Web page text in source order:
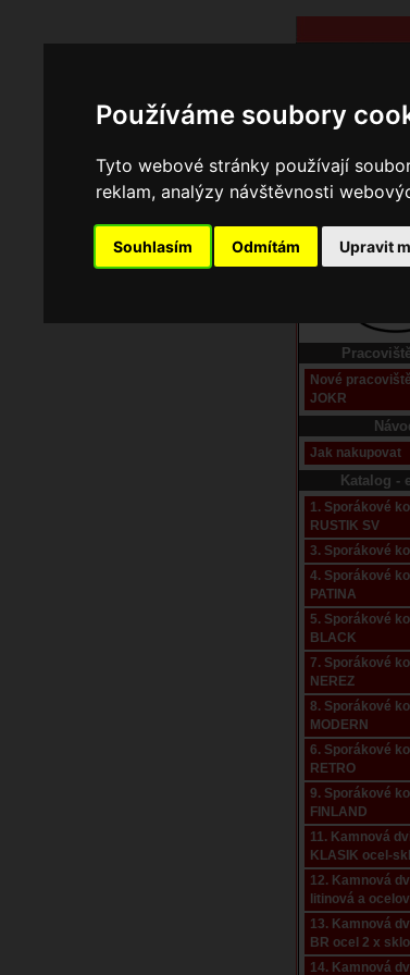
Používáme soubory
Tyto webové stránky používají
reklam, analýzy návštěvnosti
Souhlasím Odmítám Upravit
Domů
Nové
JOKR
Jak nakupovat
Katalog -
1. Sporákové
RUSTIK SV
3. Sporákové
4. Sporákové
PATINA
5. Sporákové
BLACK
7. Sporákové
NEREZ
8. Sporákové
MODERN
6. Sporákové
RETRO
9. Sporákové
FINLAND
11. Kamnová
KLASIK ocel-
12. Kamnová
litinová a
13. Kamnová
BR ocel 2 x sklo
14. Kamnová